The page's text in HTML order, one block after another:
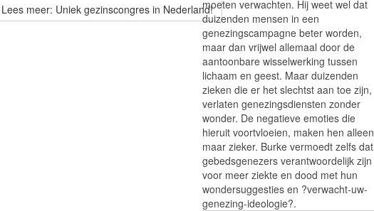
Lees meer: Uniek gezinscongres in Nederland!moeten verwachten. Hij weet wel dat
duizenden mensen in een
genezingscampagne beter worden,
maar dan vrijwel allemaal door de
aantoonbare wisselwerking tussen
lichaam en geest. Maar duizenden
zieken die er het slechtst aan toe zijn,
verlaten genezingsdiensten zonder
wonder. De negatieve emoties die
hieruit voortvloeien, maken hen alleen
maar zieker. Burke vermoedt zelfs dat
gebedsgenezers verantwoordelijk zijn
voor meer ziekte en dood met hun
wondersuggesties en ?verwacht-uw-
genezing-ideologie?.